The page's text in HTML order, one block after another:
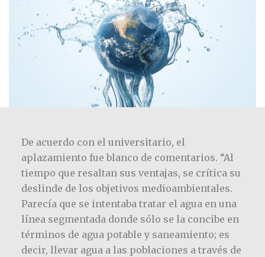
De acuerdo con el universitario, el
aplazamiento fue blanco de comentarios. “Al
tiempo que resaltan sus ventajas, se crítica su
deslinde de los objetivos medioambientales.
Parecía que se intentaba tratar el agua en una
línea segmentada donde sólo se la concibe en
términos de agua potable y saneamiento; es
decir, llevar agua a las poblaciones a través de